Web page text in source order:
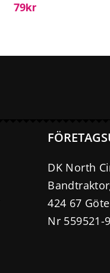
79Kr
DK North
424 67
Nr 559521-